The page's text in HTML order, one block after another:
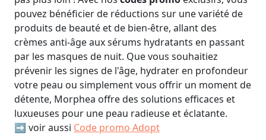
pouvez bénéficier de réductions sur une variété de
produits de beauté et de bien-être, allant des
crèmes anti-âge aux sérums hydratants en passant
par les masques de nuit. Que vous souhaitiez
prévenir les signes de l'âge, hydrater en profondeur
votre peau ou simplement vous offrir un moment de
détente, Morphea offre des solutions efficaces et
luxueuses pour une peau radieuse et éclatante.
➡️ voir aussi Code promo Adopt